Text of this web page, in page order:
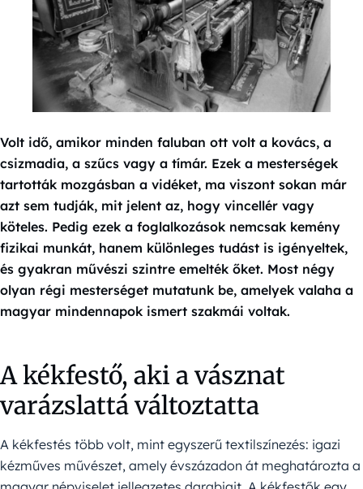
Volt idő, amikor minden faluban ott volt a kovács, a
csizmadia, a szűcs vagy a tímár. Ezek a mesterségek
tartották mozgásban a vidéket, ma viszont sokan már
azt sem tudják, mit jelent az, hogy vincellér vagy
köteles. Pedig ezek a foglalkozások nemcsak kemény
fizikai munkát, hanem különleges tudást is igényeltek,
és gyakran művészi szintre emelték őket. Most négy
olyan régi mesterséget mutatunk be, amelyek valaha a
magyar mindennapok ismert szakmái voltak.
A kékfestő, aki a vásznat
varázslattá változtatta
A kékfestés több volt, mint egyszerű textilszínezés: igazi
kézműves művészet, amely évszázadon át meghatározta a